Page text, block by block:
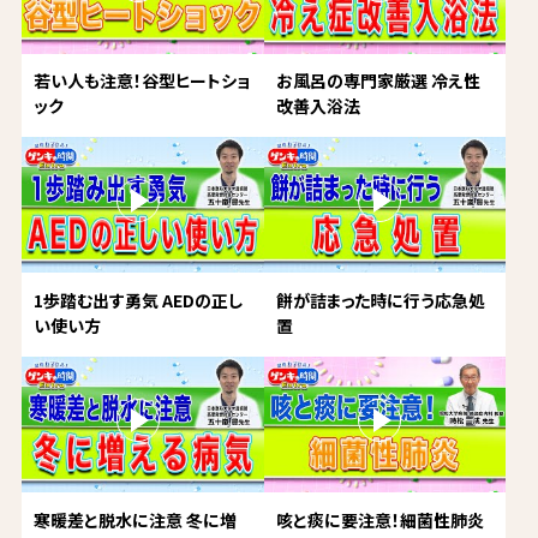
若い人も注意！谷型ヒートショ
ック
お風呂の専門家厳選 冷え性
改善入浴法
1歩踏む出す勇気 AEDの正し
い使い方
餅が詰まった時に行う応急処
置
寒暖差と脱水に注意 冬に増
咳と痰に要注意！細菌性肺炎